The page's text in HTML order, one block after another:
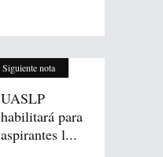
Siguiente nota
UASLP
habilitará para
aspirantes l...